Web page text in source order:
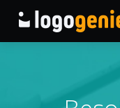
Générateur de